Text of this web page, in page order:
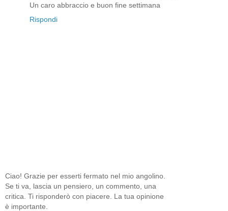
Un caro abbraccio e buon fine settimana
Rispondi
Ciao! Grazie per esserti fermato nel mio angolino.
Se ti va, lascia un pensiero, un commento, una
critica. Ti risponderò con piacere. La tua opinione
è importante.